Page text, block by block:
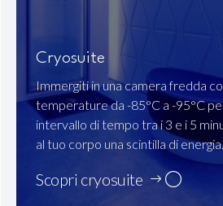
Cryosuite
Immergiti in una camera fredda
temperature da -85°C a -95°C
intervallo di tempo tra i 3 e i 5
al tuo corpo una scintilla di energia.
Scopri cryosuite